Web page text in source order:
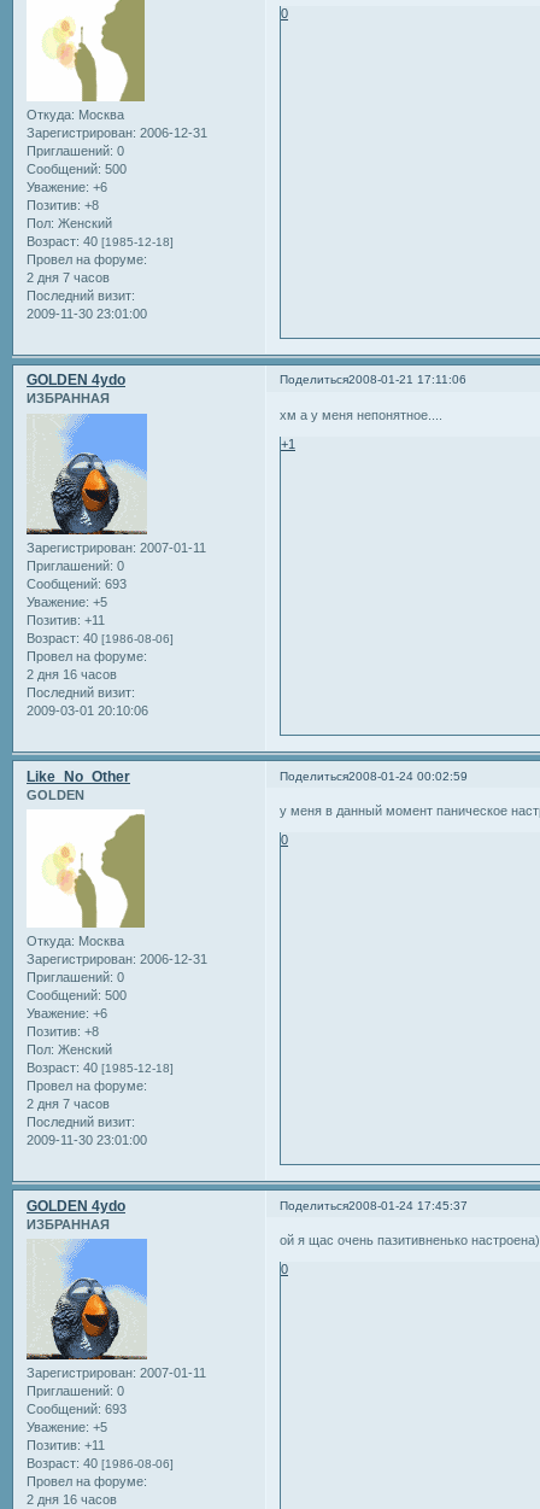
Откуда: Москва
Зарегистрирован: 2006-12-31
Приглашений: 0
Сообщений: 500
Уважение: +6
Позитив: +8
Пол: Женский
Возраст: 40 [1985-12-18]
Провел на форуме:
2 дня 7 часов
Последний визит:
2009-11-30 23:01:00
0
Поделиться2008-01-21 17:11:06
GOLDEN 4ydo
ИЗБРАННАЯ
Зарегистрирован: 2007-01-11
Приглашений: 0
Сообщений: 693
Уважение: +5
Позитив: +11
Возраст: 40 [1986-08-06]
Провел на форуме:
2 дня 16 часов
Последний визит:
2009-03-01 20:10:06
хм а у меня непонятное....
+1
Поделиться2008-01-24 00:02:59
Like_No_Other
GOLDEN
Откуда: Москва
Зарегистрирован: 2006-12-31
Приглашений: 0
Сообщений: 500
Уважение: +6
Позитив: +8
Пол: Женский
Возраст: 40 [1985-12-18]
Провел на форуме:
2 дня 7 часов
Последний визит:
2009-11-30 23:01:00
у меня в данный момент паническое
0
Поделиться2008-01-24 17:45:37
GOLDEN 4ydo
ИЗБРАННАЯ
Зарегистрирован: 2007-01-11
Приглашений: 0
Сообщений: 693
Уважение: +5
Позитив: +11
Возраст: 40 [1986-08-06]
Провел на форуме:
2 дня 16 часов
ой я щас очень пазитивненько
0